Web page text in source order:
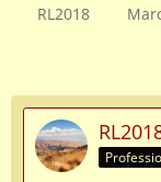
RL2018